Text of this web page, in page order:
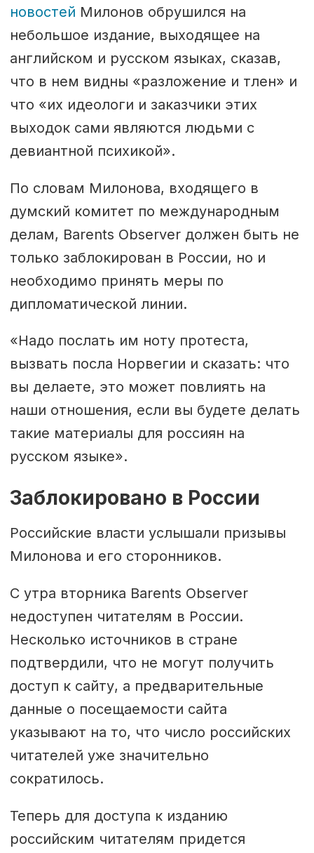
новостей Милонов обрушился на
небольшое издание, выходящее на
английском и русском языках, сказав,
что в нем видны «разложение и тлен» и
что «их идеологи и заказчики этих
выходок сами являются людьми с
девиантной психикой».
По словам Милонова, входящего в
думский комитет по международным
делам, Barents Observer должен быть не
только заблокирован в России, но и
необходимо принять меры по
дипломатической линии.
«Надо послать им ноту протеста,
вызвать посла Норвегии и сказать: что
вы делаете, это может повлиять на
наши отношения, если вы будете делать
такие материалы для россиян на
русском языке».
Заблокировано в России
Российские власти услышали призывы
Милонова и его сторонников.
С утра вторника Barents Observer
недоступен читателям в России.
Несколько источников в стране
подтвердили, что не могут получить
доступ к сайту, а предварительные
данные о посещаемости сайта
указывают на то, что число российских
читателей уже значительно
сократилось.
Теперь для доступа к изданию
российским читателям придется